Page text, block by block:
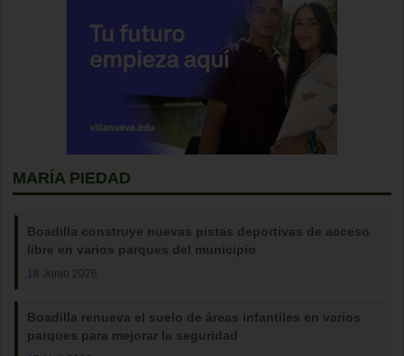
MARÍA PIEDAD
Boadilla construye nuevas pistas deportivas de acceso
libre en varios parques del municipio
18 Junio 2026
Boadilla renueva el suelo de áreas infantiles en varios
parques para mejorar la seguridad